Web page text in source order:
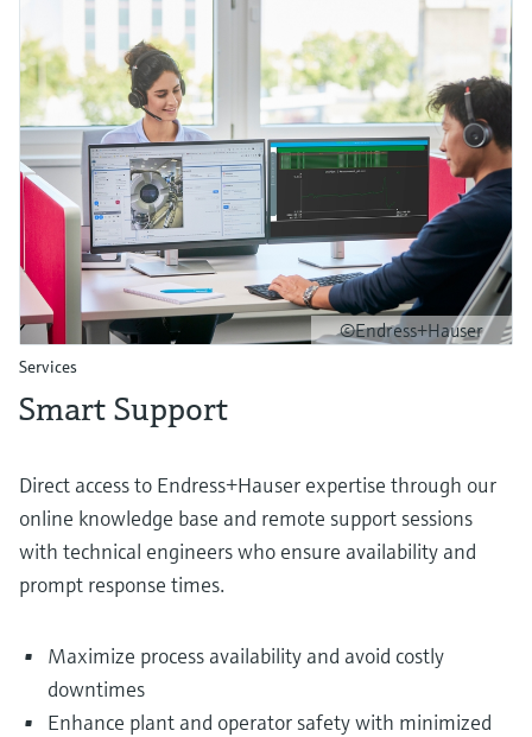
©Endress+Hauser
Services
Smart Support
Direct access to Endress+Hauser expertise through our
online knowledge base and remote support sessions
with technical engineers who ensure availability and
prompt response times.
Maximize process availability and avoid costly
downtimes
Enhance plant and operator safety with minimized